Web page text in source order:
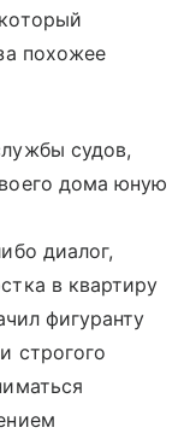
похожее
судов,
дома юную
диалог,
в квартиру
фигуранту
строгого